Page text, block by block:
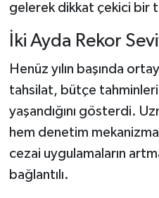
gelerek dikkat çekici bir
İki Ayda Rekor
Henüz yılın başında
tahsilat, bütçe
yaşandığını gösterdi.
hem denetim
cezai uygulamaların
bağlantılı.